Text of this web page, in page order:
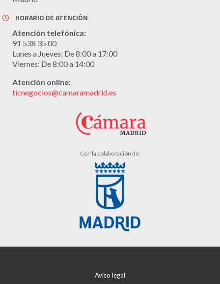
HORARIO DE ATENCIÓN
Atención telefónica:
91 538 35 00
Lunes a Jueves: De 8:00 a 17:00
Viernes: De 8:00 a 14:00
Atención online:
ticnegocios@camaramadrid.es
Con la colaboración de:
Aviso legal